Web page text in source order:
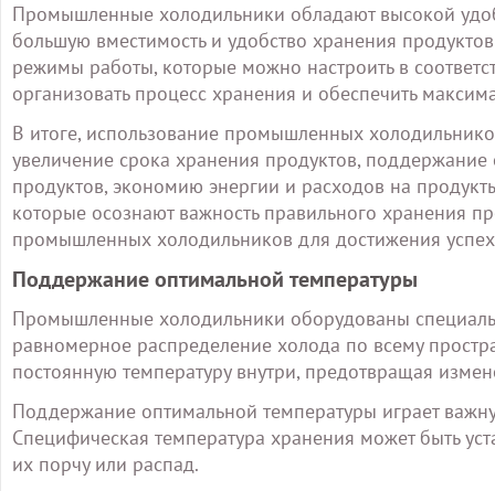
Промышленные холодильники обладают высокой
большую вместимость и удобство хранения
режимы работы, которые можно настроить в
организовать процесс хранения и обеспечить
В итоге, использование промышленных
увеличение срока хранения продуктов,
продуктов, экономию энергии и расходов на
которые осознают важность правильного хранения
промышленных холодильников для достижения
Поддержание оптимальной температуры
Промышленные холодильники оборудованы
равномерное распределение холода по всему
постоянную температуру внутри, предотвращая
Поддержание оптимальной температуры играет
Специфическая температура хранения может быть
их порчу или распад.